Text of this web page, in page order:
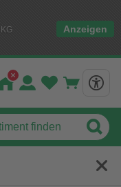
Anzeigen